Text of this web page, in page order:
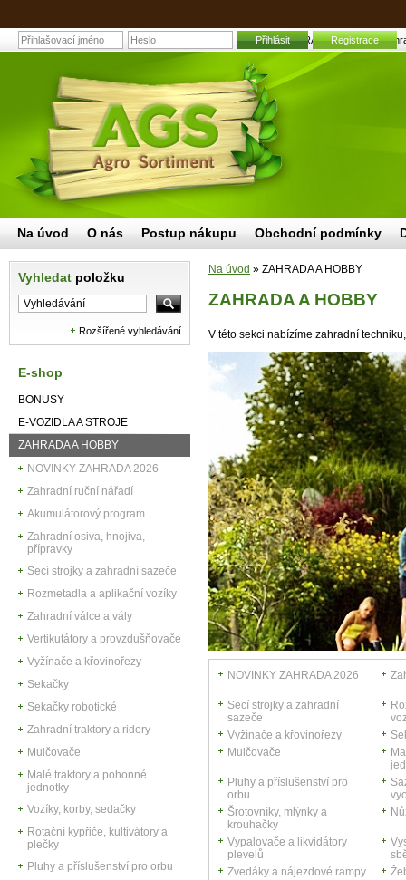
ZAHRADA A HOBBY |
Přihlásit Registrace
Vyhledat položku
Rozšířené vyhledávání
E-shop
BONUSY
E-VOZIDLA A STROJE
ZAHRADA A HOBBY
NOVINKY ZAHRADA 2026
Zahradní ruční nářadí
Akumulátorový program
Zahradní osiva, hnojiva,
přípravky
Secí strojky a zahradní sazeče
Rozmetadla a aplikační vozíky
Zahradní válce a vály
Vertikutátory a provzdušňovače
Vyžínače a křovinořezy
Sekačky
Sekačky robotické
Zahradní traktory a ridery
Mulčovače
Malé traktory a pohonné
jednotky
Vozíky, korby, sedačky
Rotační kypřiče, kultivátory a
plečky
Pluhy a příslušenství pro orbu
Na úvod » ZAHRADA A HOBBY
ZAHRADA A HOBBY
V této sekci nabízíme zahradní
NOVINKY ZAHRADA 2026
Secí strojky a zahradní
sazeče
Vyžínače a křovinořezy
Mulčovače
Pluhy a příslušenství pro
orbu
Šrotovníky, mlýnky a
krouhačky
Vypalovače a likvidátory
plevelů
Zvedáky a nájezdové rampy
Na úvod O nás Postup nákupu Obchodní podmínky